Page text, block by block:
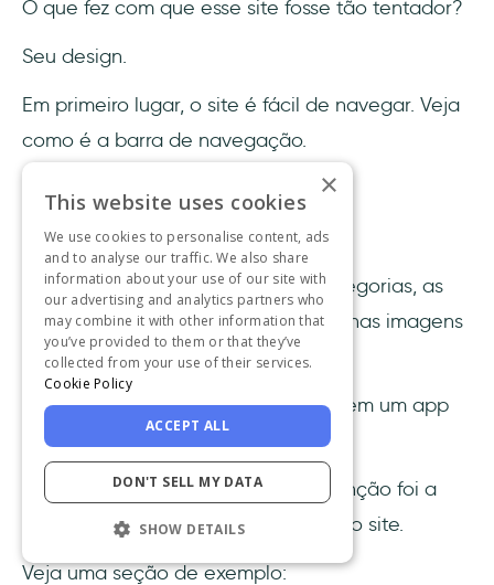
O que fez com que esse site fosse tão tentador?
Seu design.
Em primeiro lugar, o site é fácil de navegar. Veja
como é a barra de navegação.
Juntamente com os nomes das categorias, as
subcategorias consistem em pequenas imagens
que facilitam a navegação.
Você acaba passando mais tempo em um app
que é fácil de navegar.
Outra coisa que chamou minha atenção foi a
linguagem usada ao longo de todo o site.
Veja uma seção de exemplo:
×
This website uses cookies
We use cookies to personalise content, ads
and to analyse our traffic. We also share
information about your use of our site with
our advertising and analytics partners who
may combine it with other information that
you’ve provided to them or that they’ve
collected from your use of their services.
Cookie Policy
ACCEPT ALL
DON'T SELL MY DATA
SHOW DETAILS